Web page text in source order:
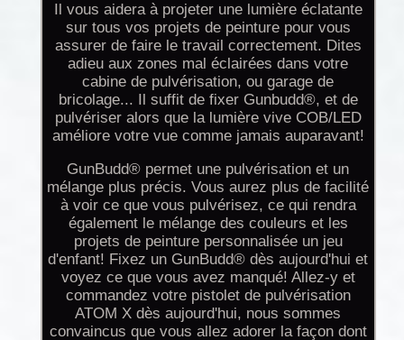
Il vous aidera à projeter une lumière éclatante
sur tous vos projets de peinture pour vous
assurer de faire le travail correctement. Dites
adieu aux zones mal éclairées dans votre
cabine de pulvérisation, ou garage de
bricolage... Il suffit de fixer Gunbudd®, et de
pulvériser alors que la lumière vive COB/LED
améliore votre vue comme jamais auparavant!
GunBudd® permet une pulvérisation et un
mélange plus précis. Vous aurez plus de facilité
à voir ce que vous pulvérisez, ce qui rendra
également le mélange des couleurs et les
projets de peinture personnalisée un jeu
d'enfant! Fixez un GunBudd® dès aujourd'hui et
voyez ce que vous avez manqué! Allez-y et
commandez votre pistolet de pulvérisation
ATOM X dès aujourd'hui, nous sommes
convaincus que vous allez adorer la façon dont